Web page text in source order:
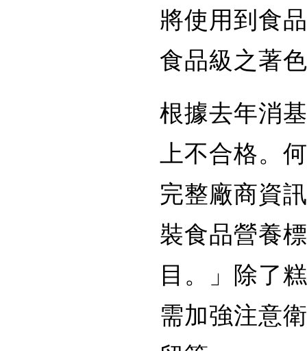
將使用到食
食品級之著
根據去年消
上不合格。
完整廠商資
裝食品營養
目。」除了
需加強注意